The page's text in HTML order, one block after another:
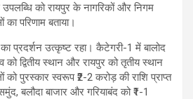
को रायपुर के नागरिकों और निगम
परिणाम बताया।
प्रदर्शन उत्कृष्ट रहा। कैटेगरी-1 में बालोद
द्वितीय स्थान और रायपुर को तृतीय स्थान
पुरस्कार स्वरूप ₹2-2 करोड़ की राशि प्राप्त
बलौदा बाजार और गरियाबंद को ₹1-1